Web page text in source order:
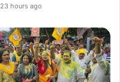
23 hours ago